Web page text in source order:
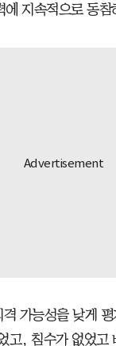
지속적으로 동
가능성을 낮게
고, 침수가 없었고